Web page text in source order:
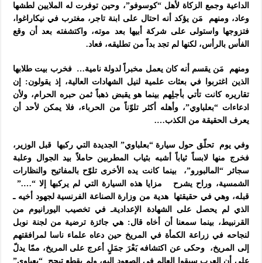
الداعية وجمع الزكاة لأهل “كوسوفو”، وحين توفرت له الملايين لطشها
وعاد، ومنهم مَن يؤكد أنه احتال على ابنة تاجر، مغترب في نيكاراغوا،
فتزوجها واستولى على شركة أبيها بعد موته، واكتشفته بعد أن وقع
الفأس بالرأس، لكنها لم تجد بداً من تطليقه، فعاد.
ومنهم مَن يقسم أنه كان يعمل مخبراً لدولة نامية… فخرب بيت طلابها
الذين اغتربوا في بعثات علمية لنيل الشهادات العالية، إذ يقولون: إن
تقاريره كانت تأتي بأجلِهم بينما هو يقبض ذهباً ثمن حبره الحرام، ولأن
ادعاءات “بعلباوي”، وأهله أكثر تلوّناً من الحرباء، فلا يمكن لأحد أن
يعرف الحقيقة من الكذب….
وفي يوم تحلّق حول سيارة “بعلباوي” الجديدة التي ركبها قبل الوزير،
فخرج منها لابساً ثياباً أشبه بثياب المطربين حاملاً بيد الجوال وعلبة
سجائر “المالبورو”، بينما كانت يده الأخرى تلوّح بالمفاتيح والنظارات
الشمسية، وراح يشرح مزايا هذه السيارة التي لم يركبها إلا “….”
قبله، وهي في حقيقتها هدية من وزارة الصناعة الفرنسية لجهود أخيه ـ
الذي لم يحصل على الشهادة الإعداديةـ في تخصيب اليورانيوم من
القرنبيط، بينما سمعنا أن أخاه قال: هي جائزة ترضية من لجنة نوبل
لنجاحه في زراعة الكمأة في المريخ حين دعاه علماء ناسا لمرافقتهم
إلى المريخ، وحكى عن اكتشافه بَعْرَ جمَلٍ أعرج على المريخ، ممّا يدلّ
على أن العرب سبقوا العالم في الصعود إليه، ولم يقطع تبجح “بعباوي”